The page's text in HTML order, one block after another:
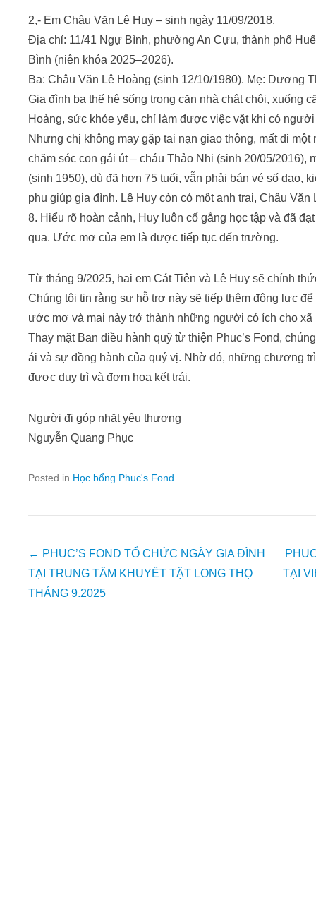
2,- Em Châu Văn Lê Huy – sinh ngày 11/09/2018.
Địa chỉ: 11/41 Ngự Bình, phường An Cựu, thành phố
Bình (niên khóa 2025–2026).
Ba: Châu Văn Lê Hoàng (sinh 12/10/1980). Mẹ: Dương
Gia đình ba thế hệ sống trong căn nhà chật chội, xuống
Hoàng, sức khỏe yếu, chỉ làm được việc vặt khi có
Nhưng chị không may gặp tai nạn giao thông, mất đi
chăm sóc con gái út – cháu Thảo Nhi (sinh 20/05/2016),
(sinh 1950), dù đã hơn 75 tuổi, vẫn phải bán vé số dạo,
phụ giúp gia đình. Lê Huy còn có một anh trai, Châu
8. Hiểu rõ hoàn cảnh, Huy luôn cố gắng học tập và đã
qua. Ước mơ của em là được tiếp tục đến trường.
Từ tháng 9/2025, hai em Cát Tiên và Lê Huy sẽ chính
Chúng tôi tin rằng sự hỗ trợ này sẽ tiếp thêm động lực
ước mơ và mai này trở thành những người có ích cho xã
Thay mặt Ban điều hành quỹ từ thiện Phuc’s Fond,
ái và sự đồng hành của quý vị. Nhờ đó, những chương
được duy trì và đơm hoa kết trái.
Người đi góp nhặt yêu thương
Nguyễn Quang Phục
Posted in Học bổng Phuc's Fond
Post
navigation
← PHUC’S FOND TỔ CHỨC NGÀY GIA ĐÌNH
TẠI TRUNG TÂM KHUYẾT TẬT LONG THỌ
THÁNG 9.2025
TẠI